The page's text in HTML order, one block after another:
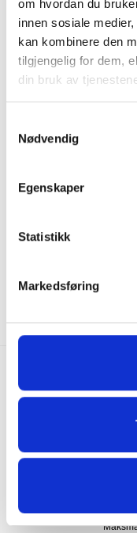
om hvordan du
innen sosiale
kan kombinere den
tilgjengelig for dem,
din bruk av
Nødvendig
Egenskaper
Statistikk
Markedsføring
RELATERTE
Sometimes Always
89.00
handlekurven/